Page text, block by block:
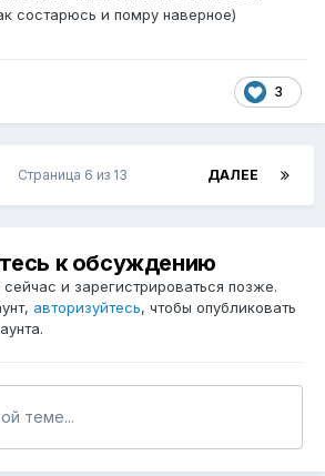
состарюсь и помру наверное)
3
ДАЛЕЕ
Страница 6 из 13
к обсуждению
и зарегистрироваться позже.
авторизуйтесь, чтобы опубликовать
теме...